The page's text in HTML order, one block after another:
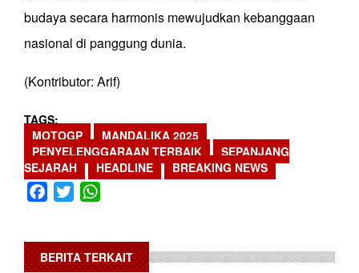
budaya secara harmonis mewujudkan kebanggaan
nasional di panggung dunia.
(Kontributor: Arif)
TAGS
MOTOGP
MANDALIKA 2025
PENYELENGGARAAN TERBAIK
SEPANJANG
SEJARAH
HEADLINE BREAKING NEWS
Facebook
Twitter
BERITA TERKAIT